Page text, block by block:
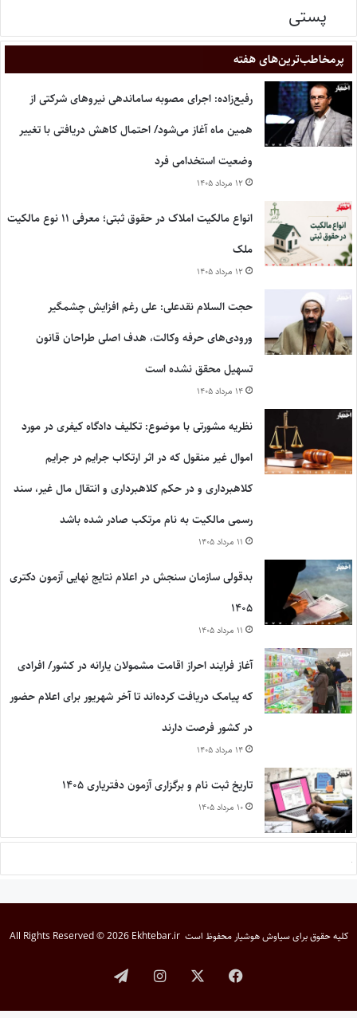
پستی
پر‌مخاطب‌ترین‌های هفته
رفیع‌زاده: اجرای مصوبه ساماندهی نیروهای شرکتی از
همین ماه آغاز می‌شود/ احتمال کاهش دریافتی با تغییر
وضعیت استخدامی فرد
۱۲ مرداد ۱۴۰۵
انواع مالکیت املاک در حقوق ثبتی؛ معرفی ۱۱ نوع مالکیت
ملک
۱۲ مرداد ۱۴۰۵
حجت السلام نقدعلی: علی رغم افزایش چشمگیر
ورودی‌های حرفه وکالت، هدف اصلی طراحان قانون
تسهیل محقق نشده است
۱۴ مرداد ۱۴۰۵
نظریه مشورتی با موضوع: تکلیف دادگاه کیفری در مورد
اموال غیر منقول که در اثر ارتکاب جرایم در جرایم
کلاهبرداری و در حکم کلاهبرداری و انتقال مال غیر، سند
رسمی مالکیت به نام مرتکب صادر شده باشد
۱۱ مرداد ۱۴۰۵
بدقولی سازمان سنجش در اعلام نتایج نهایی آزمون دکتری
۱۴۰۵
۱۱ مرداد ۱۴۰۵
آغاز فرایند احراز اقامت مشمولان یارانه در کشور/ افرادی
که پیامک دریافت کرده‌اند تا آخر شهریور برای اعلام حضور
در کشور فرصت دارند
۱۴ مرداد ۱۴۰۵
تاریخ ثبت نام و برگزاری آزمون دفتریاری ۱۴۰۵
۱۰ مرداد ۱۴۰۵
کلیه حقوق برایسیاوش هوشیار محفوظ است All Rights Reserved © 2026 Ekhtebar.ir